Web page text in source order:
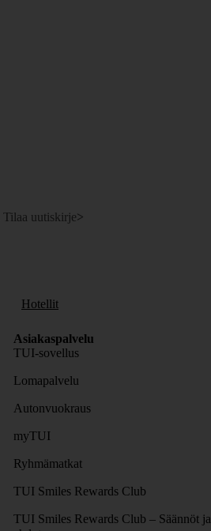
Tilaa uutiskirje>
Hotellit
Asiakaspalvelu
TUI-sovellus
Lomapalvelu
Autonvuokraus
myTUI
Ryhmämatkat
TUI Smiles Rewards Club
TUI Smiles Rewards Club – Säännöt ja